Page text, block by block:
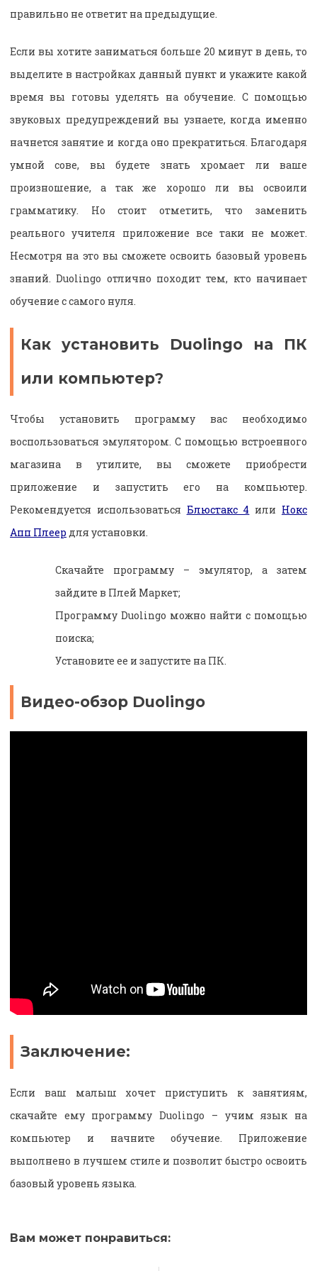
правильно не ответит на предыдущие.
Если вы хотите заниматься больше 20 минут в день, то
выделите в настройках данный пункт и укажите какой
время вы готовы уделять на обучение. С помощью
звуковых предупреждений вы узнаете, когда именно
начнется занятие и когда оно прекратиться. Благодаря
умной сове, вы будете знать хромает ли ваше
произношение, а так же хорошо ли вы освоили
грамматику. Но стоит отметить, что заменить
реального учителя приложение все таки не может.
Несмотря на это вы сможете освоить базовый уровень
знаний. Duolingo отлично походит тем, кто начинает
обучение с самого нуля.
Как установить Duolingo на ПК
или компьютер?
Чтобы установить программу вас необходимо
воспользоваться эмулятором. С помощью встроенного
магазина в утилите, вы сможете приобрести
приложение и запустить его на компьютер.
Рекомендуется использоваться Блюстакс 4 или Нокс
Апп Плеер для установки.
Скачайте программу – эмулятор, а затем
зайдите в Плей Маркет;
Программу Duolingo можно найти с помощью
поиска;
Установите ее и запустите на ПК.
Видео-обзор Duolingo
Заключение:
Если ваш малыш хочет приступить к занятиям,
скачайте ему программу Duolingo – учим язык на
компьютер и начните обучение. Приложение
выполнено в лучшем стиле и позволит быстро освоить
базовый уровень языка.
Вам может понравиться: